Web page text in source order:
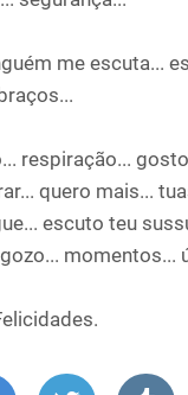
me escuta...
respiração...
quero mais...
escuto teu
momentos...